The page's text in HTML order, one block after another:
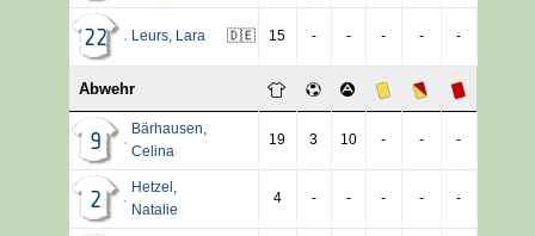
22 Leurs, Lara 🇩🇪 15 - - - - -
Abwehr
9
Bärhausen,
Celina
19 3 10 - - -
2
Hetzel ,
Natalie
4 - - - - -